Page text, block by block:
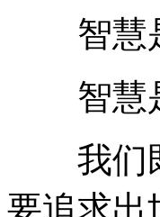
智慧是
智慧是
我们既
要追求出